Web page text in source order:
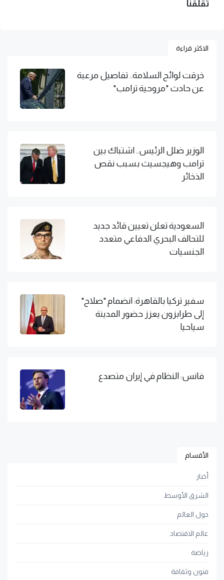
تقلقنا
الاكثر قراءة
خرقت لوائح السلامة.. تفاصيل مرعبة
عن حادث "مروحية ترامب"
الوزير ضلل الرئيس.. اشتباك بين
ترامب وهيجسيث بسبب نقص
الذخائر
السعودية تعلن تعيين قائد جديد
للتحالف البحري الدفاعي متعدد
الجنسيات
سفير تركيا بالقاهرة: انضمام "صلاح"
إلى طرابزون يعزز حضور المدينة
سياحيا
فانس: النظام في إيران متصدع
الأقسام
أخبار
الشرق الأوسط
حول العالم
عالم الاقتصاد
رياضة
فنون وثقافة